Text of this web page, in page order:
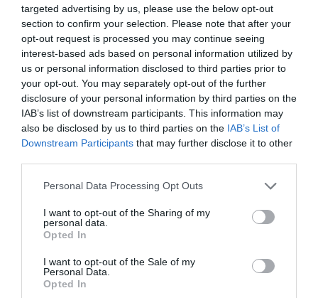
targeted advertising by us, please use the below opt-out
section to confirm your selection. Please note that after your
opt-out request is processed you may continue seeing
interest-based ads based on personal information utilized by
us or personal information disclosed to third parties prior to
your opt-out. You may separately opt-out of the further
disclosure of your personal information by third parties on the
IAB’s list of downstream participants. This information may
also be disclosed by us to third parties on the IAB’s List of
Downstream Participants that may further disclose it to other
Personal Data Processing Opt Outs
I want to opt-out of the Sharing of my
personal data.
Opted In
I want to opt-out of the Sale of my
Personal Data.
Opted In
Εξοπλισμός και σκάφη για επιχειρήσεις
& Fishing Show 2023
Καθώς ο θαλάσσιος τουρισμός αυξάνεται, τόσο περισσότερο